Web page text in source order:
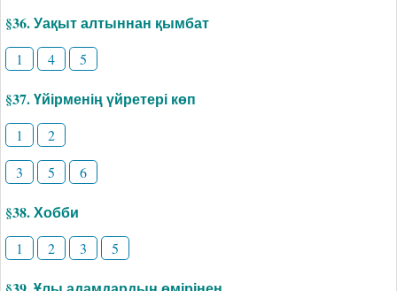
§36. Уақыт алтыннан қымбат
1 4 5
§37. Үйірменің үйретері көп
1
2
3
5 6
§38. Хобби
1 2 3 5